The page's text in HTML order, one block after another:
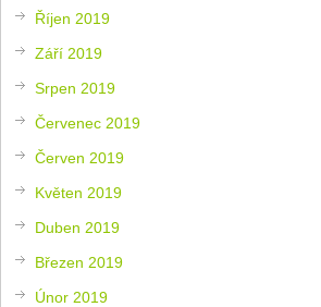
Říjen 2019
Září 2019
Srpen 2019
Červenec 2019
Červen 2019
Květen 2019
Duben 2019
Březen 2019
Únor 2019